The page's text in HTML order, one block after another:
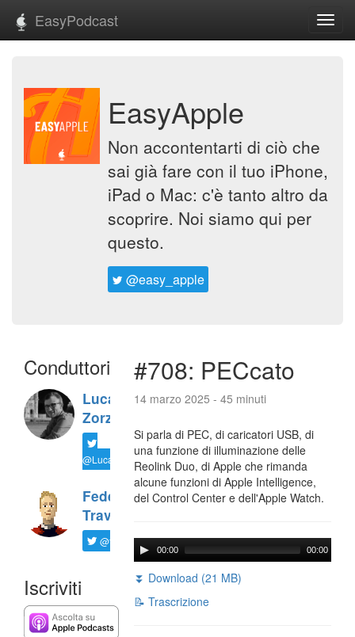
EasyPodcast
EasyApple
Non accontentarti di ciò che
sai già fare con il tuo iPhone,
iPad o Mac: c'è tanto altro da
scoprire. Noi siamo qui per
questo.
@easy_apple
Conduttori
Luca
Zorzi
@LucaTNT
Federico
Travaini
@ftrava
Iscriviti
#708: PECcato
14 marzo 2025 - 45 minuti
Si parla di PEC, di caricatori USB, di
una funzione di illuminazione delle
Reolink Duo, di Apple che rimanda
alcune funzioni di Apple Intelligence,
del Control Center e dell'Apple Watch.
00:00 00:00
⏬ Download (21 MB)
📝 Trascrizione